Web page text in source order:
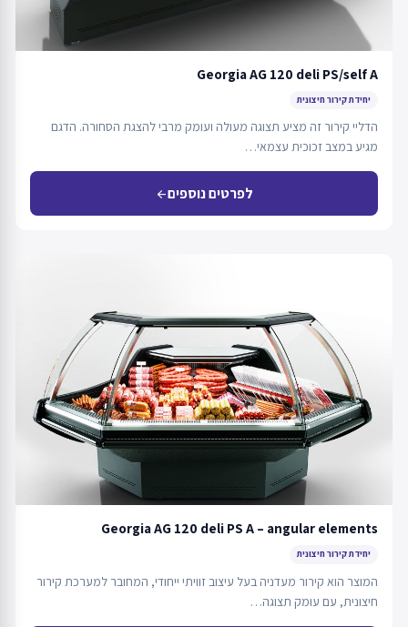
Georgia AG 120 deli PS/self A
יחידת קירור חיצונית
הדליי קירור זה מציע תצוגה מעולה ועומק מרבי להצגת הסחורה. הדגם
מגיע במצב זכוכית עצמאי…
לפרטים נוספיםarrow_back
Georgia AG 120 deli PS A – angular elements
יחידת קירור חיצונית
המוצר הוא קירור מעדניה בעל עיצוב זוויתי ייחודי, המחובר למערכת קירור
חיצונית, עם עומק תצוגה…